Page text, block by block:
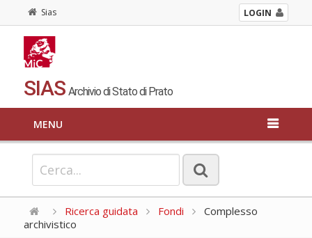
Sias LOGIN
SIAS Archivio di Stato di Prato
MENU
Ricerca guidata Fondi
Complesso
archivistico